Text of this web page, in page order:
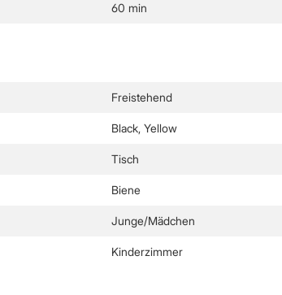
60 min
Freistehend
Black, Yellow
Tisch
Biene
Junge/Mädchen
Kinderzimmer